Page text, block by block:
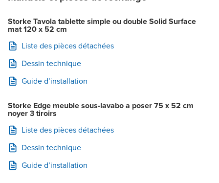
Storke Tavola tablette simple ou double Solid Surface
mat 120 x 52 cm
Liste des pièces détachées
Dessin technique
Guide d’installation
Storke Edge meuble sous-lavabo a poser 75 x 52 cm
noyer 3 tiroirs
Liste des pièces détachées
Dessin technique
Guide d’installation